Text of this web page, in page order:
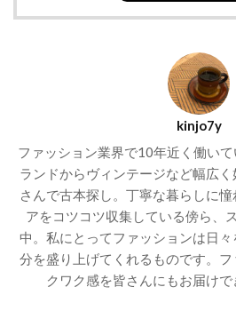
kinjo7y
ファッション業界で10年近く働い
ランドからヴィンテージなど幅広
さんで古本探し。丁寧な暮らしに
アをコツコツ収集している傍ら、
中。私にとってファッションは日
分を盛り上げてくれるものです。
クワク感を皆さんにもお届けで